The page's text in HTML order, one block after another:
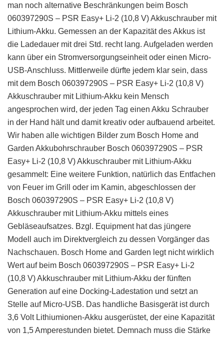
man noch alternative Beschränkungen beim Bosch
060397290S – PSR Easy+ Li-2 (10,8 V) Akkuschrauber mit
Lithium-Akku. Gemessen an der Kapazität des Akkus ist
die Ladedauer mit drei Std. recht lang. Aufgeladen werden
kann über ein Stromversorgungseinheit oder einen Micro-
USB-Anschluss. Mittlerweile dürfte jedem klar sein, dass
mit dem Bosch 060397290S – PSR Easy+ Li-2 (10,8 V)
Akkuschrauber mit Lithium-Akku kein Mensch
angesprochen wird, der jeden Tag einen Akku Schrauber
in der Hand hält und damit kreativ oder aufbauend arbeitet.
Wir haben alle wichtigen Bilder zum Bosch Home and
Garden Akkubohrschrauber Bosch 060397290S – PSR
Easy+ Li-2 (10,8 V) Akkuschrauber mit Lithium-Akku
gesammelt: Eine weitere Funktion, natürlich das Entfachen
von Feuer im Grill oder im Kamin, abgeschlossen der
Bosch 060397290S – PSR Easy+ Li-2 (10,8 V)
Akkuschrauber mit Lithium-Akku mittels eines
Gebläseaufsatzes. Bzgl. Equipment hat das jüngere
Modell auch im Direktvergleich zu dessen Vorgänger das
Nachschauen. Bosch Home and Garden legt nicht wirklich
Wert auf beim Bosch 060397290S – PSR Easy+ Li-2
(10,8 V) Akkuschrauber mit Lithium-Akku der fünften
Generation auf eine Docking-Ladestation und setzt an
Stelle auf Micro-USB. Das handliche Basisgerät ist durch
3,6 Volt Lithiumionen-Akku ausgerüstet, der eine Kapazität
von 1,5 Amperestunden bietet. Demnach muss die Stärke